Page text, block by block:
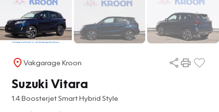
Vakgarage Kroon
Suzuki Vitara
1.4 Boosterjet Smart Hybrid Style